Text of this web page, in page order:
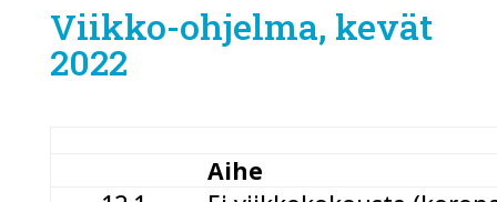
Viikko-ohjelma, kevät
2022
Aihe